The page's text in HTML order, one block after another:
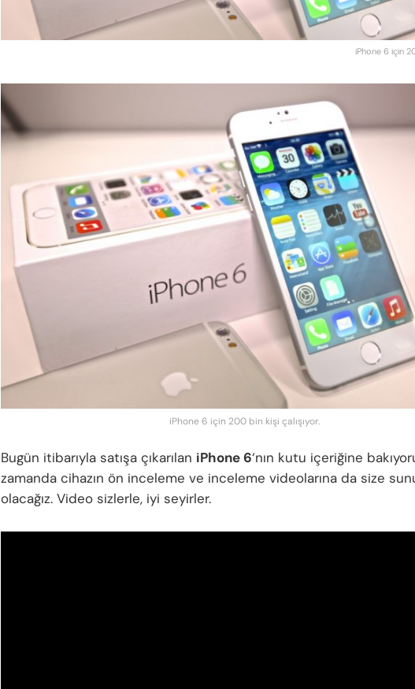
iPhone 6 için
iPhone 6 için 200 bin kişi çalışıyor.
Bugün itibarıyla satışa çıkarılan iPhone 6‘nın kutu içeriğine
zamanda cihazın ön inceleme ve inceleme videolarına da size
olacağız. Video sizlerle, iyi seyirler.